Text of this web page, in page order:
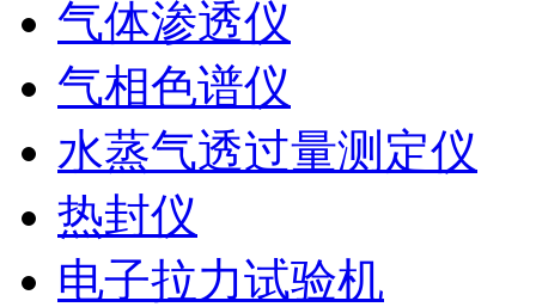
气体渗透仪
气相色谱仪
水蒸气透过量测定仪
热封仪
电子拉力试验机